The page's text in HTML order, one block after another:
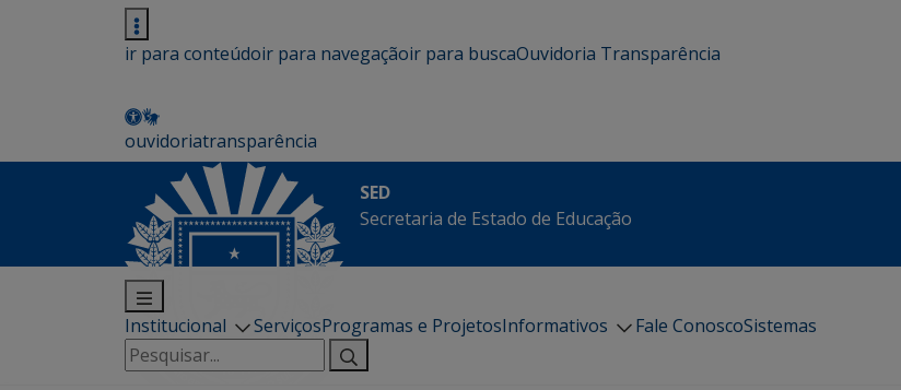
ir para conteúdoir para navegaçãoir para buscaOuvidoria Transparência
ouvidoriatransparência
SED
Secretaria de Estado de Educação
Institucional ServiçosProgramas e ProjetosInformativos Fale ConoscoSistemas
Pesquisar
por: